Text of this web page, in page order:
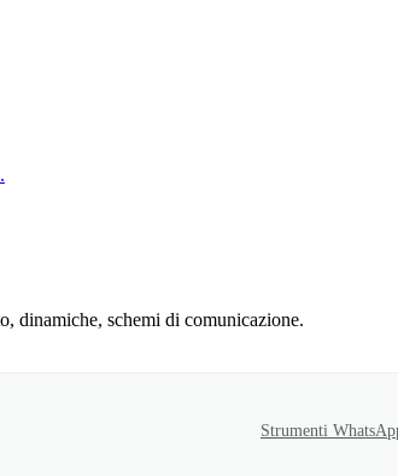
dinamiche, schemi di comunicazione.
Strumenti